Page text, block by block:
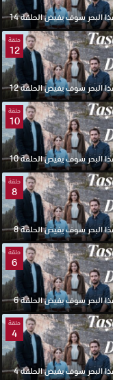
البحر سوف يفيض الحلقة 14
حلقة
12
البحر سوف يفيض الحلقة 12
حلقة
10
البحر سوف يفيض الحلقة 10
حلقة
8
البحر سوف يفيض الحلقة 8
حلقة
6
البحر سوف يفيض الحلقة 6
حلقة
4
البحر سوف يفيض الحلقة 4